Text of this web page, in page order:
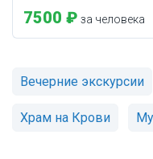
7500 ₽ за человека
Вечерние экскурсии
Храм на Крови